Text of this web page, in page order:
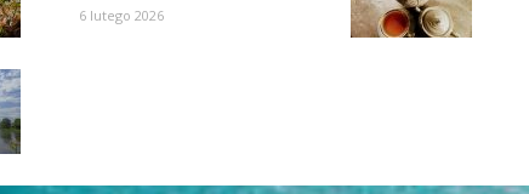
6 lutego 2026